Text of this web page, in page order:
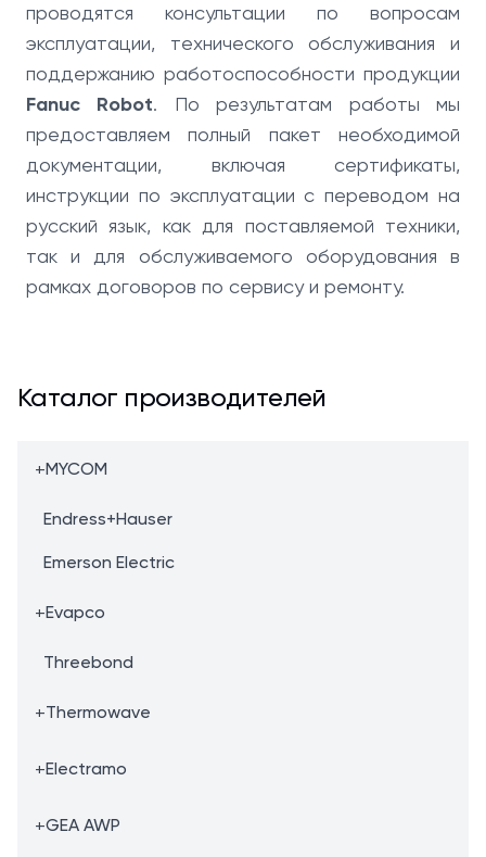
проводятся консультации по вопросам
эксплуатации, технического обслуживания и
поддержанию работоспособности продукции
Fanuc Robot. По результатам работы мы
предоставляем полный пакет необходимой
документации, включая сертификаты,
инструкции по эксплуатации с переводом на
русский язык, как для поставляемой техники,
так и для обслуживаемого оборудования в
рамках договоров по сервису и ремонту.
Каталог производителей
+MYCOM
Endress+Hauser
Emerson Electric
+Evapco
Threebond
+Thermowave
+Electramo
+GEA AWP